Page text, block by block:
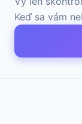
Keď sa vám